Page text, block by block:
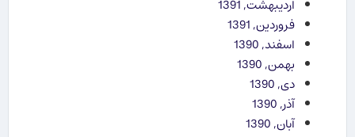
اردیبهشت, 1391
فروردین, 1391
اسفند, 1390
بهمن, 1390
دی, 1390
آذر, 1390
آبان, 1390